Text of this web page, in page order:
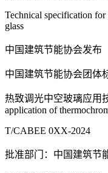
Technical specification
glass
中国建筑节能协会发布
中国建筑节能协会团体
热致调光中空玻璃应用
application of
T/CABEE 0XX-2024
批准部门：中国建筑节